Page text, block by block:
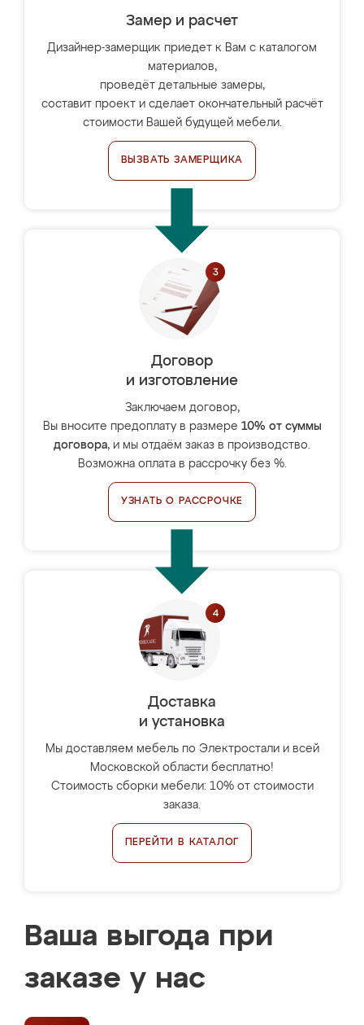
Замер и расчет
Дизайнер-замерщик приедет к Вам с каталогом
материалов,
проведёт детальные замеры,
составит проект и сделает окончательный расчёт
стоимости Вашей будущей мебели.
ВЫЗВАТЬ ЗАМЕРЩИКА
Договор
и изготовление
Заключаем договор,
Вы вносите предоплату в размере 10% от суммы
договора, и мы отдаём заказ в производство.
Возможна оплата в рассрочку без %.
УЗНАТЬ О РАССРОЧКЕ
Доставка
и установка
Мы доставляем мебель по Электростали и всей
Московской области бесплатно!
Стоимость сборки мебели: 10% от стоимости
заказа.
ПЕРЕЙТИ В КАТАЛОГ
Ваша выгода при
заказе у нас